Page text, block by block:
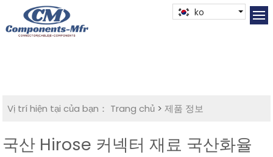
ko
Vị trí hiện tại của bạn： Trang chủ >제품 정보
국산 Hirose 커넥터 재료 국산화율